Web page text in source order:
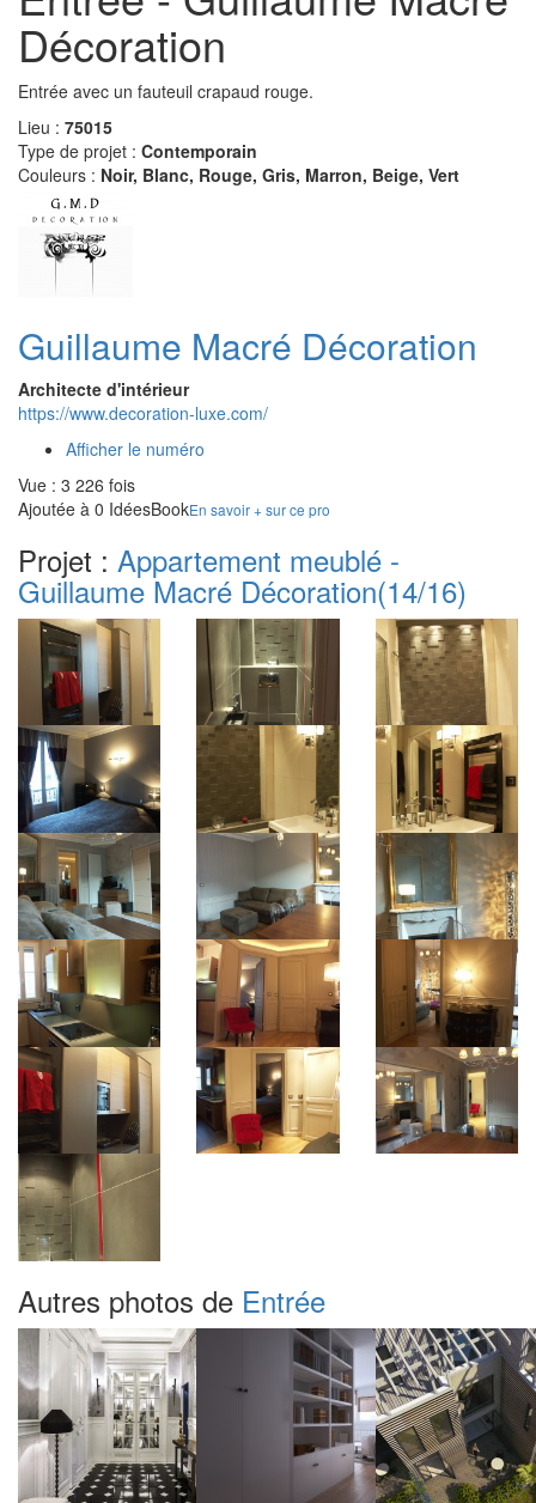
Décoration
Entrée avec un fauteuil crapaud rouge.
Lieu : 75015
Type de projet : Contemporain
Couleurs : Noir, Blanc, Rouge, Gris, Marron, Beige, Vert
Guillaume Macré Décoration
Architecte d'intérieur
https://www.decoration-luxe.com/
Afficher le numéro
Vue : 3 226 fois
Ajoutée à 0 IdéesBookEn savoir + sur ce pro
Projet : Appartement meublé -
Guillaume Macré Décoration(14/16)
Autres photos de Entrée